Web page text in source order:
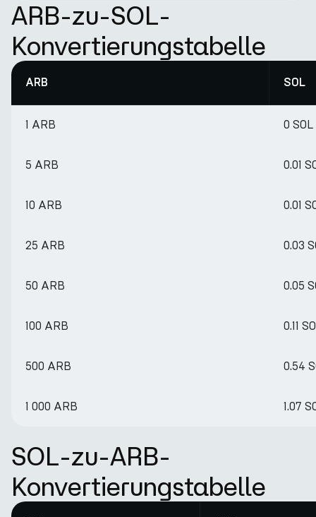
ARB-zu-SOL-
Konvertierungstabelle
ARB SOL
1 ARB 0 SOL
5 ARB 0.01
10 ARB 0.01
25 ARB 0.03
50 ARB 0.05
100 ARB 0.11
500 ARB 0.54
1 000 ARB 1.07
SOL-zu-ARB-
Konvertierungstabelle